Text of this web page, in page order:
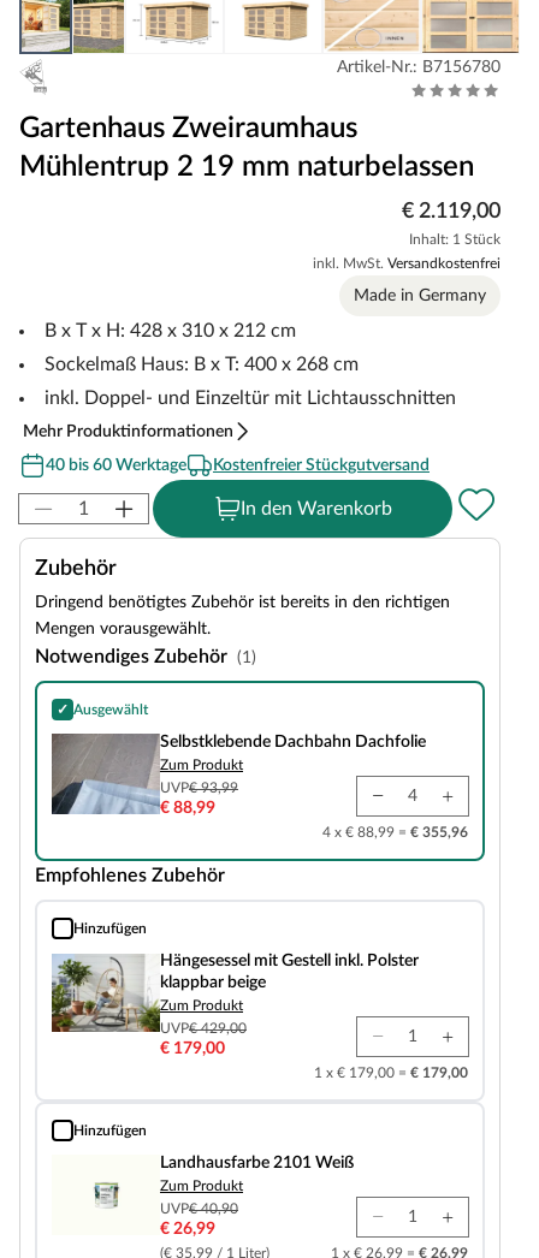
Artikel-Nr.: B7156780
Gartenhaus Zweiraumhaus
Mühlentrup 2 19 mm naturbelassen
€ 2.119,00
Inhalt: 1 Stück
inkl. MwSt. Versandkostenfrei
Made in Germany
B x T x H: 428 x 310 x 212 cm
Sockelmaß Haus: B x T: 400 x 268 cm
inkl. Doppel- und Einzeltür mit Lichtausschnitten
Mehr Produktinformationen
40 bis 60 Werktage
Kostenfreier Stückgutversand
In den Warenkorb
Zubehör
Dringend benötigtes Zubehör ist bereits in den richtigen
Mengen vorausgewählt.
Notwendiges Zubehör (1)
✓ Ausgewählt
Selbstklebende Dachbahn Dachfolie
Selbstklebende Dachbahn Dachfolie
Zum Produkt
UVP€ 93,99
€ 88,99
4 x € 88,99 = € 355,96
Empfohlenes Zubehör
Hinzufügen
Hängesessel mit Gestell inkl. Polster klappbar beige
Hängesessel mit Gestell inkl. Polster
klappbar beige
Zum Produkt
UVP€ 429,00
€ 179,00
1 x € 179,00 = € 179,00
Hinzufügen
Landhausfarbe 2101 Weiß
Landhausfarbe 2101 Weiß
Zum Produkt
UVP€ 40,90
€ 26,99
(€ 35,99 / 1 Liter) 1 x € 26,99 = € 26,99